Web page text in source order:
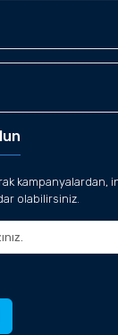
kampanyalardan,
olabilirsiniz.